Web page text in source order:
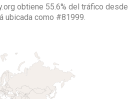
obtiene 55.6% del tráfico desde
ubicada como #81999.